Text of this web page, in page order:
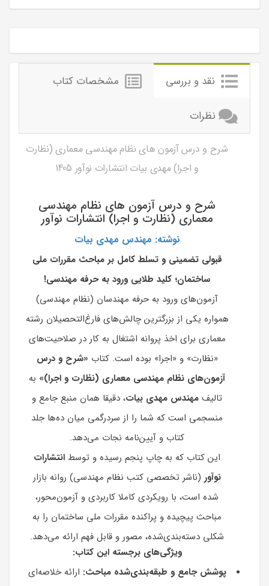
نقد و بررسی مشخصات کتاب
نظرات
شرح و درس آزمون های نظام مهندسی معماری (نظارت
و اجرا) مهدی بیات انتشارات نوآور 1405
شرح و درس آزمون های نظام مهندسی
معماری (نظارت و اجرا) انتشارات نوآور
نوشته: مهندس مهدی بیات
قبولی تضمینی و تسلط کامل بر مباحث مقررات ملی
ساختمان؛ کلید طلایی ورود به حرفه مهندسی!
آزمون‌های ورود به حرفه مهندسان (نظام مهندسی)
همواره یکی از بزرگترین چالش‌های فارغ‌التحصیلان رشته
معماری برای اخذ پروانه اشتغال به کار در صلاحیت‌های
«نظارت» و «اجرا» بوده است. کتاب «شرح و درس
آزمون‌های نظام مهندسی معماری (نظارت و اجرا)» به
تالیف مهندس مهدی بیات، دقیقا همان منبع جامع و
منسجمی است که شما را از سردرگمی میان ده‌ها جلد
کتاب و آیین‌نامه نجات می‌دهد.
این کتاب که به چاپ پنجم رسیده و توسط انتشارات
نوآور (ناشر تخصصی کتب نظام مهندسی) روانه بازار
شده است، با رویکردی کاملا کاربردی و آزمون‌محور،
مباحث پیچیده و پراکنده مقررات ملی ساختمان را به
شکلی دسته‌بندی‌شده، مصور و قابل فهم ارائه می‌دهد.
ویژگی‌های برجسته این کتاب:
پوشش جامع و طبقه‌بندی‌شده مباحث: ارائه خلاصه‌ای